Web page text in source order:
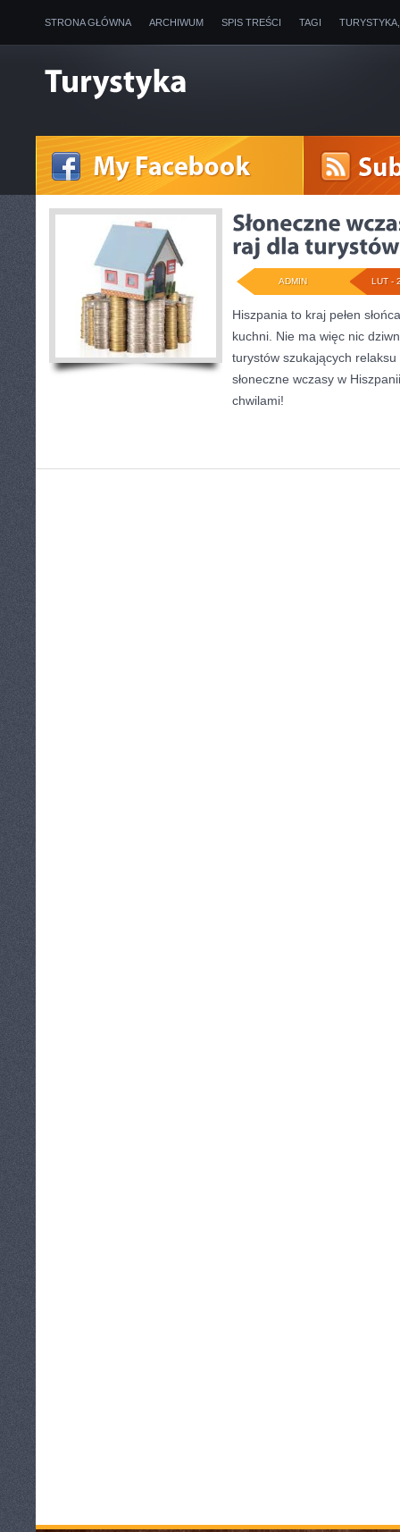
STRONA GŁÓWNA ARCHIWUM SPIS TREŚCI TAGI
LUT -
ADMIN
Hiszpania to kraj pełen
kuchni. Nie ma więc nic
turystów szukających
słoneczne wczasy w
chwilami!